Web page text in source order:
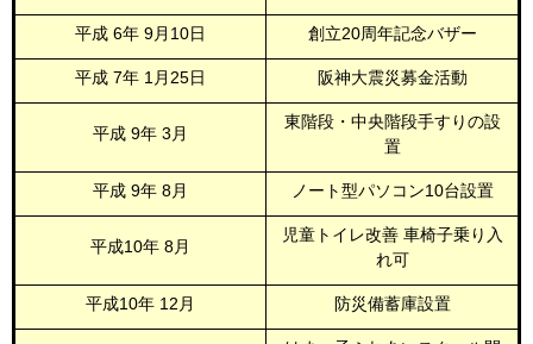
平成 6年 9月10日 創立20周年記念バザー
平成 7年 1月25日 阪神大震災募金活動
平成 9年 3月
東階段・中央階段手すりの設
置
平成 9年 8月 ノート型パソコン10台設置
平成10年 8月
児童トイレ改善 車椅子乗り入
れ可
平成10年 12月 防災備蓄庫設置